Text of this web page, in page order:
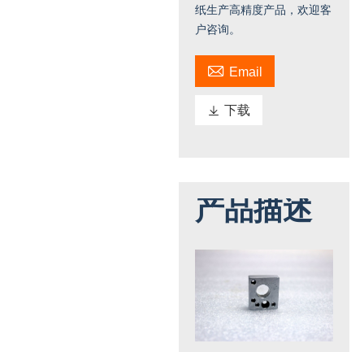
纸生产高精度产品，欢迎客
户咨询。
 Email
 下载
产品描述